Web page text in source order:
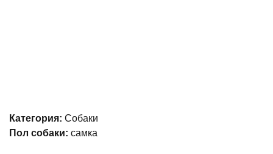
Категория: Собаки
Пол собаки: самка